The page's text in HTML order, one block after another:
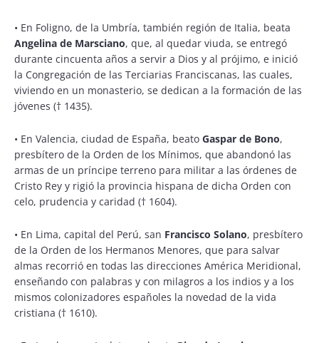
• En Foligno, de la Umbría, también región de Italia, beata
Angelina de Marsciano, que, al quedar viuda, se entregó
durante cincuenta años a servir a Dios y al prójimo, e inició
la Congregación de las Terciarias Franciscanas, las cuales,
viviendo en un monasterio, se dedican a la formación de las
jóvenes († 1435).
• En Valencia, ciudad de España, beato Gaspar de Bono,
presbítero de la Orden de los Mínimos, que abandonó las
armas de un príncipe terreno para militar a las órdenes de
Cristo Rey y rigió la provincia hispana de dicha Orden con
celo, prudencia y caridad († 1604).
• En Lima, capital del Perú, san Francisco Solano, presbítero
de la Orden de los Hermanos Menores, que para salvar
almas recorrió en todas las direcciones América Meridional,
enseñando con palabras y con milagros a los indios y a los
mismos colonizadores españoles la novedad de la vida
cristiana († 1610).